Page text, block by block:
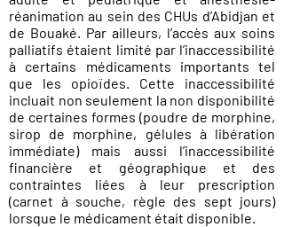
réanimation au sein des CHUs d’Abidjan et
de Bouaké. Par ailleurs, l’accès aux soins
palliatifs étaient limité par l’inaccessibilité
à certains médicaments importants tel
que les opioïdes. Cette inaccessibilité
incluait non seulement la non disponibilité
de certaines formes (poudre de morphine,
sirop de morphine, gélules à libération
immédiate) mais aussi l’inaccessibilité
financière et géographique et des
contraintes liées à leur prescription
(carnet à souche, règle des sept jours)
lorsque le médicament était disponible.